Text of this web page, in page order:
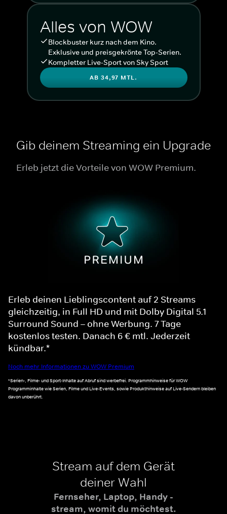
Alles von WOW
Blockbuster kurz nach dem Kino.
Exklusive und preisgekrönte Top-Serien.
Kompletter Live-Sport von Sky Sport
AB 34,97 MTL.
Gib deinem Streaming ein Upgrade
Erleb jetzt die Vorteile von WOW Premium.
Erleb deinen Lieblingscontent auf 2 Streams
gleichzeitig, in Full HD und mit Dolby Digital 5.1
Surround Sound – ohne Werbung. 7 Tage
kostenlos testen. Danach 6 € mtl. Jederzeit
kündbar.*
Noch mehr Informationen zu WOW Premium
*Serien-, Filme- und Sport-Inhalte auf Abruf sind werbefrei. Programmhinweise für WOW
Programminhalte wie Serien, Filme und Live-Events, sowie Produkthinweise auf Live-Sendern bleiben
davon unberührt.
Stream auf dem Gerät
deiner Wahl
Fernseher, Laptop, Handy -
stream, womit du möchtest.